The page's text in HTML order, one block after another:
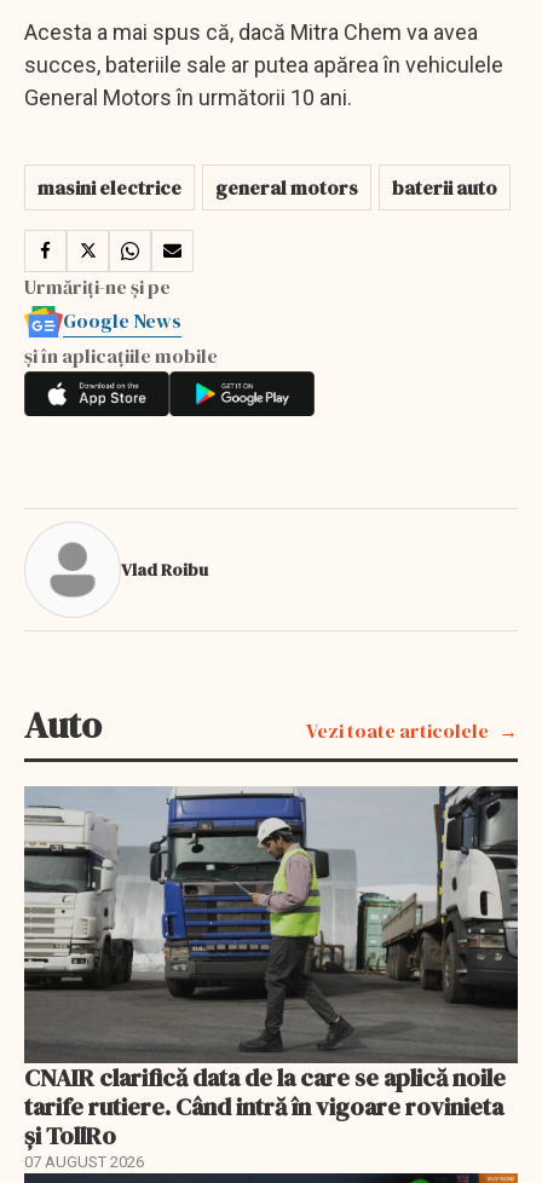
Acesta a mai spus că, dacă Mitra Chem va avea
succes, bateriile sale ar putea apărea în vehiculele
General Motors în următorii 10 ani.
masini electrice general motors baterii auto
Urmăriți-ne și pe
Google News
și în aplicațiile mobile
Vlad Roibu
Auto Vezi toate articolele
CNAIR clarifică data de la care se aplică noile
tarife rutiere. Când intră în vigoare rovinieta
și TollRo
07 AUGUST 2026